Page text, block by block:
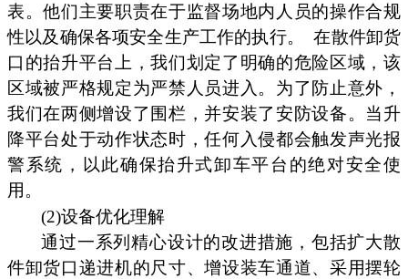
表。他们主要职责在于监督场地内人员的操作合规
性以及确保各项安全生产工作的执行。
在散件卸货
口的抬升平台上，我们划定了明确的危险区域，该
区域被严格规定为严禁人员进入。为了防止意外，
我们在两侧增设了围栏，并安装了安防设备。当升
降平台处于动作状态时，任何入侵都会触发声光报
警系统，以此确保抬升式卸车平台的绝对安全使
用。
(2)设备优化理解
通过一系列精心设计的改进措施，包括扩大散
件卸货口递进机的尺寸、增设装车通道、采用摆轮